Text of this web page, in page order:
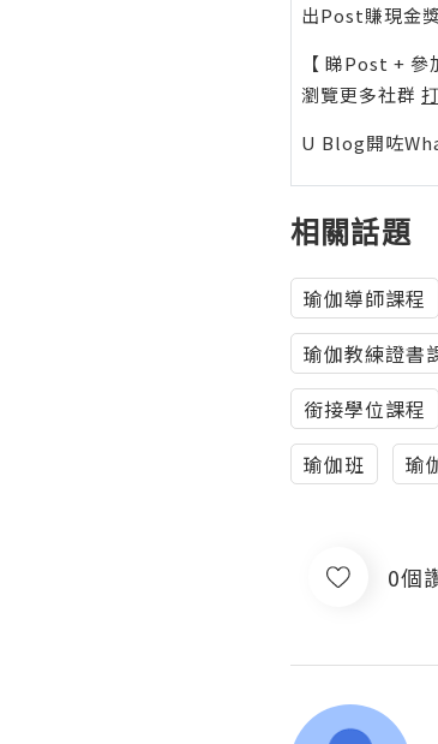
出Post賺現金
【 睇Post + 參
瀏覽更多社群
U Blog開咗
相關話題
瑜伽導師課程
瑜伽教練證書
銜接學位課程
瑜伽班
瑜
0個